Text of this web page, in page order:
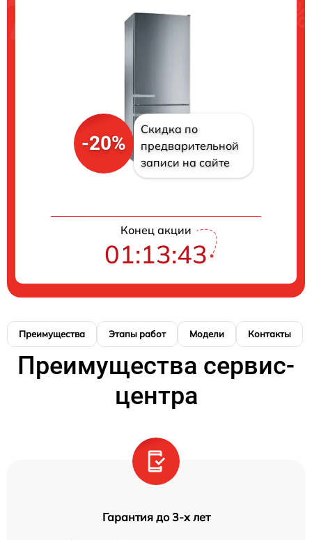
-20%
Скидка по
предварительной
записи на сайте
Конец акции
01:13:42
Преимущества Этапы работ Модели Контакты
Преимущества сервис-
центра
Гарантия до 3-х лет